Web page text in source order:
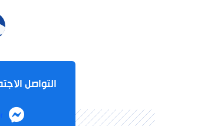
إ.ش
التواصل الاجتماعي
Messenger